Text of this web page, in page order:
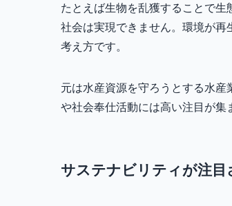
たとえば生物を乱獲することで
社会は実現できません。環境が
考え方です。
元は水産資源を守ろうとする水
や社会奉仕活動には高い注目が集
サステナビリティが注目